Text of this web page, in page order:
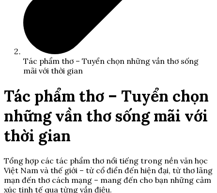
Tác phẩm thơ – Tuyển chọn những vần thơ sống
mãi với thời gian
Tác phẩm thơ – Tuyển chọn
những vần thơ sống mãi với
thời gian
Tổng hợp các tác phẩm thơ nổi tiếng trong nền văn học
Việt Nam và thế giới – từ cổ điển đến hiện đại, từ thơ lãng
mạn đến thơ cách mạng – mang đến cho bạn những cảm
xúc tinh tế qua từng vần điệu.